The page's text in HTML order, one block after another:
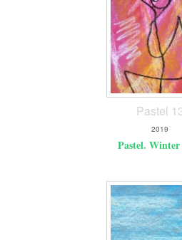
Pastel
2019
Pastel. Winter